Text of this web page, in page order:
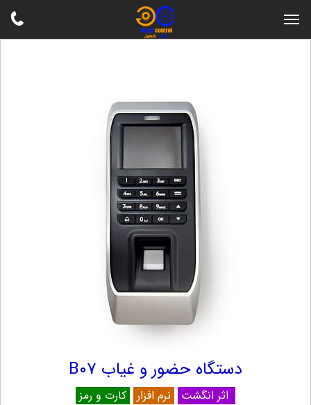
دستگاه حضور و غیاب B07
اثر انگشت نرم افزار کارت و رمز